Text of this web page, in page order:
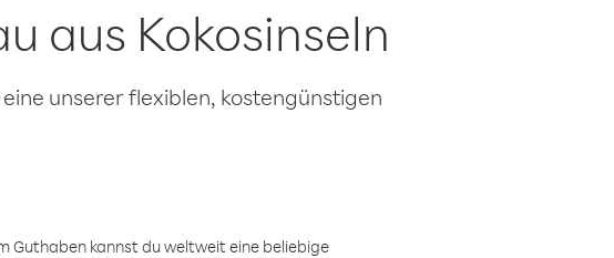
aus Kokosinseln
unserer flexiblen, kostengünstigen
Guthaben kannst du weltweit eine beliebige